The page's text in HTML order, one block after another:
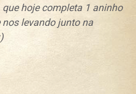
hoje completa 1 aninho
nos levando junto na